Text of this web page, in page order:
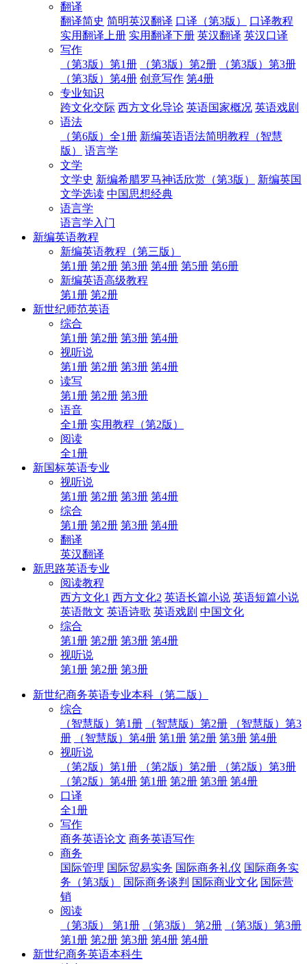
翻译
翻译简史 简明英汉翻译 口译（第3版）
口译教程
实用翻译上册 实用翻译下册 英汉翻译 英汉口译
写作
（第3版）第1册
（第3版）第2册
（第3版）第3册
（第3版）第4册 创意写作 第4册
专业知识
跨文化交际 西方文化导论 英语国家概况 英语戏剧
语法
（第6版）全1册 新编英语语法简明教程（智慧
版）
语言学
文学
文学史 新编希腊罗马神话欣赏（第3版）
新编英国
文学选读 中国思想经典
语言学
语言学入门
新编英语教程
新编英语教程（第三版）
第1册 第2册 第3册 第4册 第5册 第6册
新编英语高级教程
第1册 第2册
新世纪师范英语
综合
第1册 第2册 第3册 第4册
视听说
第1册 第2册 第3册 第4册
读写
第1册 第2册 第3册
语音
全1册 实用教程（第2版）
阅读
全1册
新国标英语专业
视听说
第1册 第2册 第3册 第4册
综合
第1册 第2册 第3册 第4册
翻译
英汉翻译
新思路英语专业
阅读教程
西方文化1 西方文化2 英语长篇小说 英语短篇小说
英语散文 英语诗歌 英语戏剧 中国文化
综合
第1册 第2册 第3册 第4册
视听说
第1册 第2册 第3册
新世纪商务英语专业本科（第二版）
综合
（智慧版）第1册
（智慧版）第2册
（智慧版）第3
册
（智慧版）第4册 第1册 第2册 第3册 第4册
视听说
（第2版）第1册
（第2版）第2册
（第2版）第3册
（第2版）第4册 第1册 第2册 第3册 第4册
口译
全1册
写作
商务英语论文 商务英语写作
商务
国际管理 国际贸易实务 国际商务礼仪 国际商务实
务（第3版）
国际商务谈判 国际商业文化 国际营
销
阅读
（第3版） 第1册
（第3版） 第2册
（第3版）第3册
第1册 第2册 第3册 第4册 第4册
新世纪商务英语本科生